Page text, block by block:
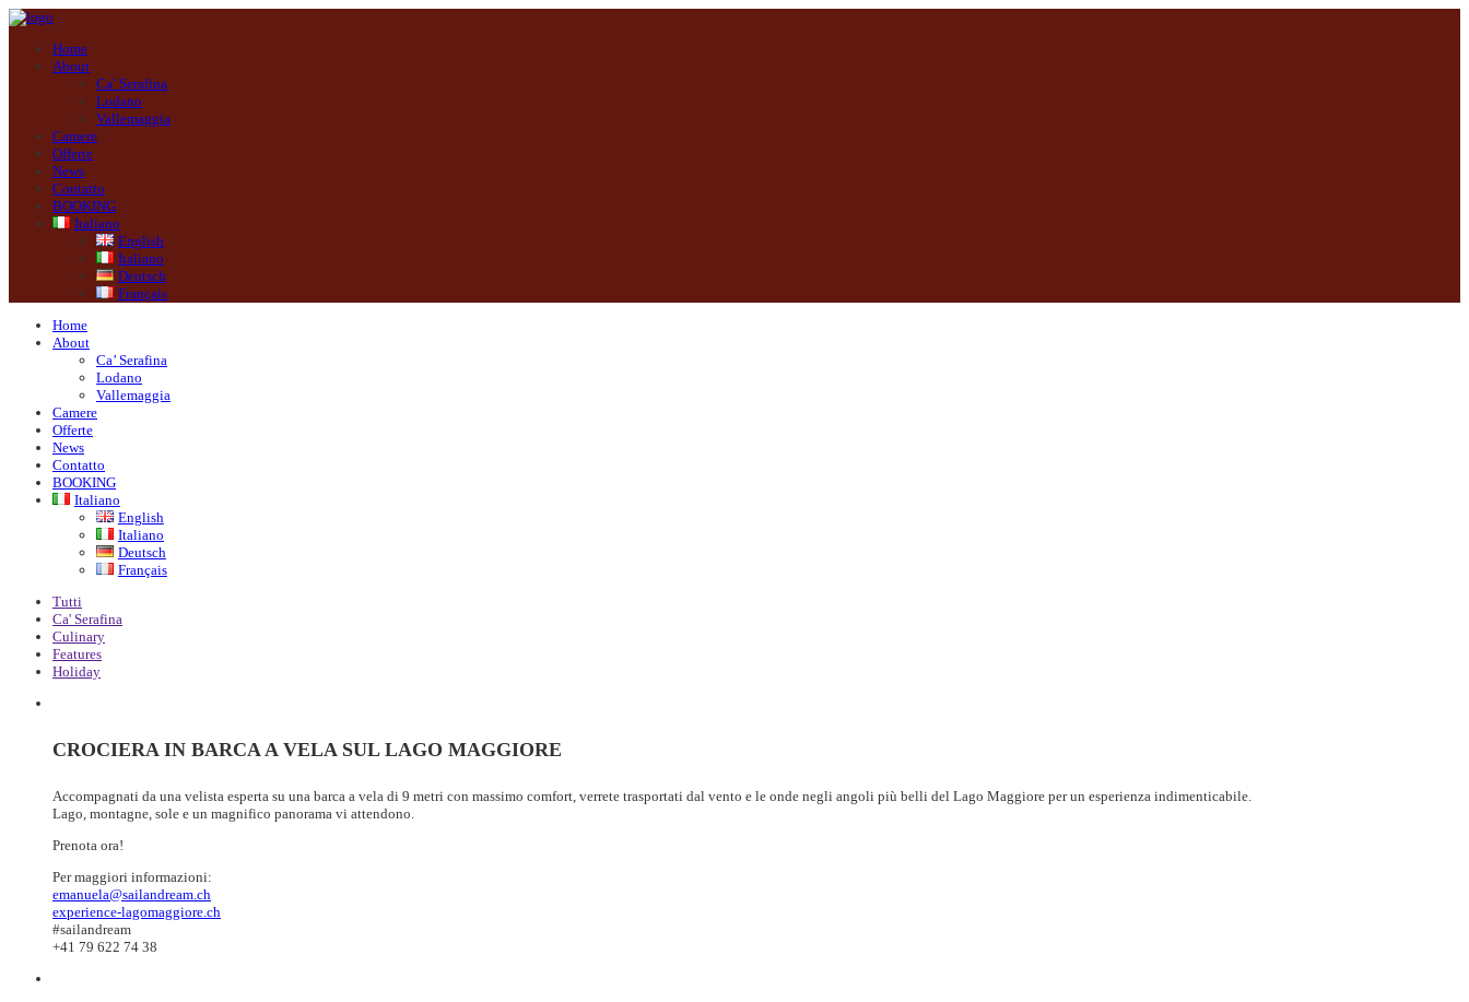
Home
About
Ca’ Serafina
Lodano
Vallemaggia
Camere
Offerte
News
Contatto
BOOKING
Italiano
English
Italiano
Deutsch
Français
Home
About
Ca’ Serafina
Lodano
Vallemaggia
Camere
Offerte
News
Contatto
BOOKING
Italiano
English
Italiano
Deutsch
Français
Tutti
Ca' Serafina
Culinary
Features
Holiday
CROCIERA IN BARCA A VELA SUL LAGO MAGGIORE
Accompagnati da una velista esperta su una barca a vela di 9 metri con massimo comfort, verrete trasportati dal vento e le onde negli angoli più belli del Lago Maggiore per un esperienza indimenticabile.
Lago, montagne, sole e un magnifico panorama vi attendono.
Prenota ora!
Per maggiori informazioni:
emanuela@sailandream.ch
experience-lagomaggiore.ch
#sailandream
+41 79 622 74 38